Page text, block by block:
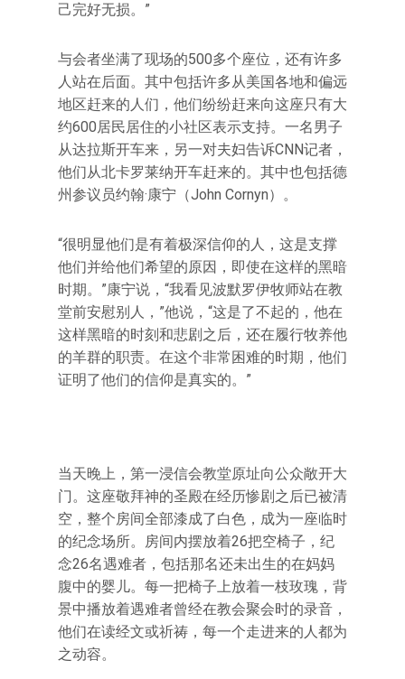
己完好无损。”
与会者坐满了现场的500多个座位，还有许多
人站在后面。其中包括许多从美国各地和偏远
地区赶来的人们，他们纷纷赶来向这座只有大
约600居民居住的小社区表示支持。一名男子
从达拉斯开车来，另一对夫妇告诉CNN记者，
他们从北卡罗莱纳开车赶来的。其中也包括德
州参议员约翰·康宁（John Cornyn）。
“很明显他们是有着极深信仰的人，这是支撑
他们并给他们希望的原因，即使在这样的黑暗
时期。”康宁说，“我看见波默罗伊牧师站在教
堂前安慰别人，”他说，“这是了不起的，他在
这样黑暗的时刻和悲剧之后，还在履行牧养他
的羊群的职责。在这个非常困难的时期，他们
证明了他们的信仰是真实的。”
当天晚上，第一浸信会教堂原址向公众敞开大
门。这座敬拜神的圣殿在经历惨剧之后已被清
空，整个房间全部漆成了白色，成为一座临时
的纪念场所。房间内摆放着26把空椅子，纪
念26名遇难者，包括那名还未出生的在妈妈
腹中的婴儿。每一把椅子上放着一枝玫瑰，背
景中播放着遇难者曾经在教会聚会时的录音，
他们在读经文或祈祷，每一个走进来的人都为
之动容。